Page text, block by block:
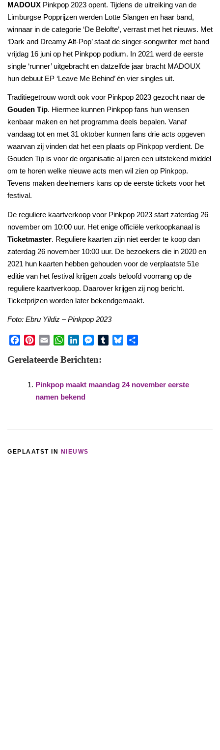
MADOUX Pinkpop 2023 opent. Tijdens de uitreiking van de
Limburgse Popprijzen werden Lotte Slangen en haar band,
winnaar in de categorie ‘De Belofte’, verrast met het nieuws. Met
‘Dark and Dreamy Alt-Pop’ staat de singer-songwriter met band
vrijdag 16 juni op het Pinkpop podium. In 2021 werd de eerste
single ‘runner’ uitgebracht en datzelfde jaar bracht MADOUX
hun debuut EP ‘Leave Me Behind’ én vier singles uit.
Traditiegetrouw wordt ook voor Pinkpop 2023 gezocht naar de
Gouden Tip. Hiermee kunnen Pinkpop fans hun wensen
kenbaar maken en het programma deels bepalen. Vanaf
vandaag tot en met 31 oktober kunnen fans drie acts opgeven
waarvan zij vinden dat het een plaats op Pinkpop verdient. De
Gouden Tip is voor de organisatie al jaren een uitstekend middel
om te horen welke nieuwe acts men wil zien op Pinkpop.
Tevens maken deelnemers kans op de eerste tickets voor het
festival.
De reguliere kaartverkoop voor Pinkpop 2023 start zaterdag 26
november om 10:00 uur. Het enige officiële verkoopkanaal is
Ticketmaster. Reguliere kaarten zijn niet eerder te koop dan
zaterdag 26 november 10:00 uur. De bezoekers die in 2020 en
2021 hun kaarten hebben gehouden voor de verplaatste 51e
editie van het festival krijgen zoals beloofd voorrang op de
reguliere kaartverkoop. Daarover krijgen zij nog bericht.
Ticketprijzen worden later bekendgemaakt.
Foto: Ebru Yildiz – Pinkpop 2023
Gerelateerde Berichten:
Pinkpop maakt maandag 24 november eerste
namen bekend
GEPLAATST IN NIEUWS